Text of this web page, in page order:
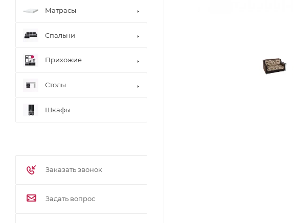
Матрасы
Спальни
Прихожие
Столы
Шкафы
Заказать звонок
Задать вопрос